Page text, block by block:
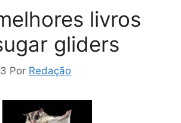
livros
gliders
Por Redação